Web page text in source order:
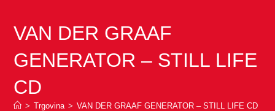
VAN DER GRAAF
GENERATOR – STILL LIFE
CD
> Trgovina > VAN DER GRAAF GENERATOR – STILL LIFE CD